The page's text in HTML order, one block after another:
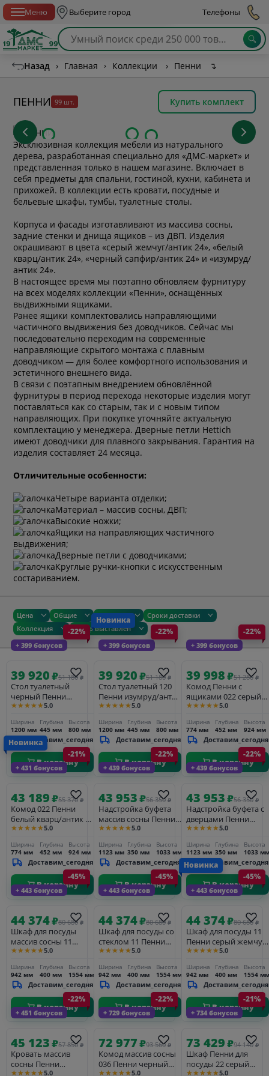
Меню Выберите город Телефоны
Назад › Главная › Коллекции › Пенни ↴
ПЕННИ 99 шт. Купить комплект
Эксклюзивная коллекция мебели из натурального
дерева, разработанная специально для «ДМС-маркет» и
представленная только в нашем магазине. Включает в
себя предметы для спальни, гостиной, кухни, кабинета и
прихожей. В коллекции есть кровати, посудные и
бельевые шкафы, тумбы, туалетные столы.
Корпуса и фасады изготавливают из массива сосны,
задние стенки и днища ящиков – из ДВП. Изделия
окрашивают в цвета «серый жемчуг/антик 24», «белый
кварц/антик 24», «черный сапфир/антик 24» и «изумруд/
антик 24».
В настоящее время мы поэтапно обновляем фурнитуру
на всех моделях коллекции «Пенни», оснащённых
выдвижными ящиками.
Ранее ящики комплектовались направляющими
частичного выдвижения без доводчиков. Сейчас мы
последовательно переходим на современные
направляющие скрытого монтажа с плавным
доводчиком — для более комфортного использования и
эстетичного внешнего вида.
В связи с поэтапным внедрением обновлённой
фурнитуры в период перехода некоторые изделия могут
поставляться как со старым, так и с новым типом
направляющих. При покупке уточняйте актуальную
комплектацию у менеджера. Дверные петли Hettich
имеют доводчики для плавного закрывания. Гарантия на
изделия составляет 24 месяца.
Отличительные особенности:
Четыре варианта отделки;
Материал – массив сосны, ДВП;
Высокие ножки;
Ящики на направляющих частичного
выдвижения;
Дверные петли с доводчиками;
Круглые ручки-кнопки с искусственным
состариванием.
Цена Общие Размеры
Сроки доставки
Коллекция
Товар выставлен
+ 399 бонусов
-22%
39 920₽51 180 ₽
Стол туалетный
черный Пенни
черный сапфир/
★★★★★5.0
Ширина
1200 мм
Глубина
445 мм
Высота
800 мм
Доставим_сегодня
В корзину
+ 399 бонусов
Новинка
-22%
39 920₽51 180 ₽
Стол туалетный 120
Пенни изумруд/антик
24
★★★★★5.0
Ширина
1200 мм
Глубина
445 мм
Высота
800 мм
Доставим_сегодня
В корзину
+ 399 бонусов
-22%
39 998₽51 280 ₽
Комод Пенни с
ящиками 022 серый
жемчуг/антик 24
★★★★★5.0
Ширина
774 мм
Глубина
452 мм
Высота
924 мм
Доставим_сегодня
В корзину
+ 431 бонусов
Новинка
-21%
43 189₽55 370 ₽
Комод 022 Пенни
белый кварц/антик 24
(NN новые
★★★★★5.0
Ширина
774 мм
Глубина
452 мм
Высота
924 мм
Доставим_сегодня
В корзину
+ 439 бонусов
-22%
43 953₽56 350 ₽
Надстройка буфета
массив сосны Пенни
серый жемчуг/антик
★★★★★5.0
Ширина
1123 мм
Глубина
350 мм
Высота
1033 мм
Доставим_сегодня
В корзину
+ 439 бонусов
-22%
43 953₽56 350 ₽
Надстройка буфета с
дверцами Пенни
белый кварц/антик 24
★★★★★5.0
Ширина
1123 мм
Глубина
350 мм
Высота
1033 мм
Доставим_сегодня
В корзину
+ 443 бонусов
-45%
44 374₽80 680 ₽
Шкаф для посуды
массив сосны 11
Пенни белый кварц/
★★★★★5.0
Ширина
942 мм
Глубина
400 мм
Высота
1554 мм
Доставим_сегодня
В корзину
+ 443 бонусов
-45%
44 374₽80 680 ₽
Шкаф для посуды со
стеклом 11 Пенни
серый жемчуг/антик
★★★★★5.0
Ширина
942 мм
Глубина
400 мм
Высота
1554 мм
Доставим_сегодня
В корзину
+ 443 бонусов
Новинка
-45%
44 374₽80 680 ₽
Шкаф для посуды 11
Пенни серый жемчуг/
антик 24 глухие
★★★★★5.0
Ширина
942 мм
Глубина
400 мм
Высота
1554 мм
Доставим_сегодня
В корзину
+ 451 бонусов
-22%
45 123₽57 850 ₽
Кровать массив
сосны Пенни
★★★★★5.0
+ 729 бонусов
-22%
72 977₽93 560 ₽
Комод массив сосны
036 Пенни черный
★★★★★5.0
+ 734 бонусов
-21%
73 429₽94 140 ₽
Шкаф Пенни для
посуды 22 серый
★★★★★5.0